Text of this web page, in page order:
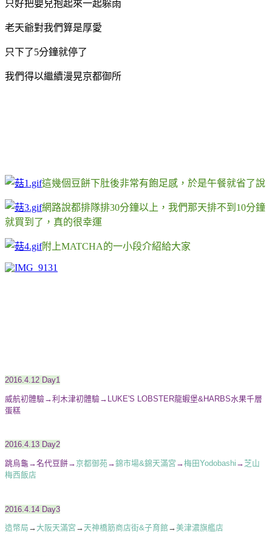
只好把嬰兒抱起來一起躲雨
老天爺對我們算是厚愛
只下了5分鐘就停了
我們得以繼續漫晃京都御所
這幾個豆餅下肚後非常有飽足感，於是午餐就省了說
網路說都排隊排30分鐘以上，我們那天排不到10分鐘
就買到了，真的很幸運
附上MATCHA的一小段介紹給大家
2016.4.12 Day1
威航初體驗→利木津初體驗→ LUKE'S LOBSTER龍蝦堡&HARBS水果千層
蛋糕
2016.4.13 Day2
跳烏龜 →名代豆餅→京都御苑 →錦市場&錦天滿宮 →梅田Yodobashi →芝山
梅西飯店
2016.4.14 Day3
造幣局 →大阪天滿宮 → 天神橋筋商店街&子育館 →美津濃旗艦店